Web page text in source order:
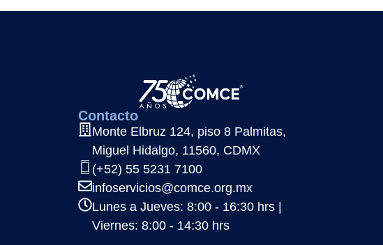
Contacto
Monte Elbruz 124, piso 8 Palmitas,
Miguel Hidalgo, 11560, CDMX
(+52) 55 5231 7100
infoservicios@comce.org.mx
Lunes a Jueves: 8:00 - 16:30 hrs |
Viernes: 8:00 - 14:30 hrs